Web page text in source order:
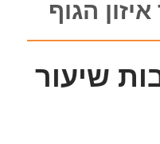
הגוף
שיעור